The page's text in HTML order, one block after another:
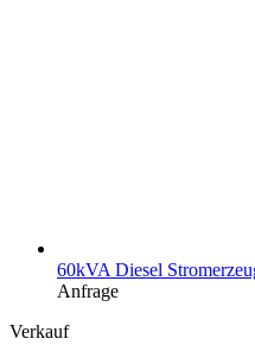
60kVA Diesel
Anfrage
Verkauf